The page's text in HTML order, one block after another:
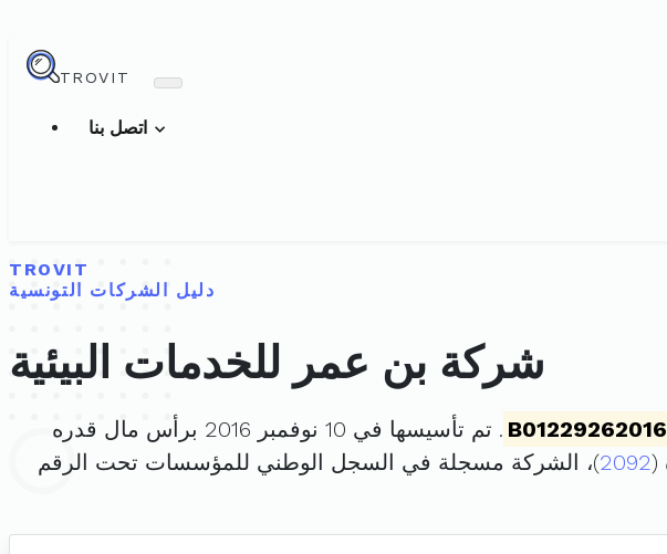
TROVIT
TROVIT
دليل الشركات التونسية
شركة بن عمر للخدمات البيئية
B01229262016 . تم تأسيسها في 10 نوفمبر 2016 برأس مال قدره
2092)، الشركة مسجلة في السجل الوطني للمؤسسات تحت الرقم